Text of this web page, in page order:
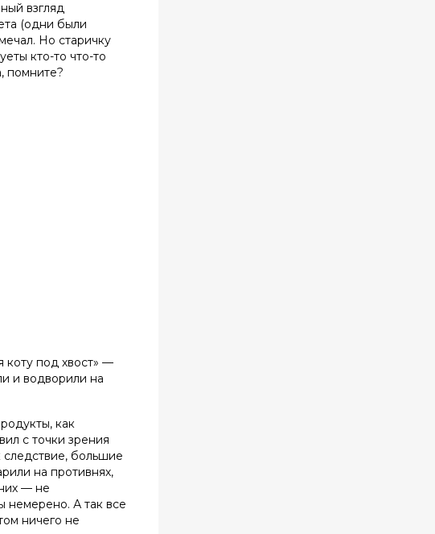
взгляд
(одни были
Но старичку
кто-то что-то
помните?
коту под хвост» —
и водворили на
как
с точки зрения
следствие, большие
на противнях,
— не
немерено. А так все
ничего не